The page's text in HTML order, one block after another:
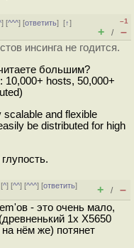
] [^^^] [ответить][↑]
–1
+ / –
инсинга не годится.
большим?
10,000+ hosts, 50,000+
scalable and flexible
be distributed for high
^] [^^] [^^^] [ответить]
+ / –
- это очень мало,
1x X5650
нём же) потянет